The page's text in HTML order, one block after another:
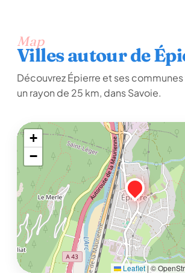
Map
Villes autour de
Découvrez Épierre et ses
un rayon de 25 km, dans Savoie.
+
−
Leaflet | ©